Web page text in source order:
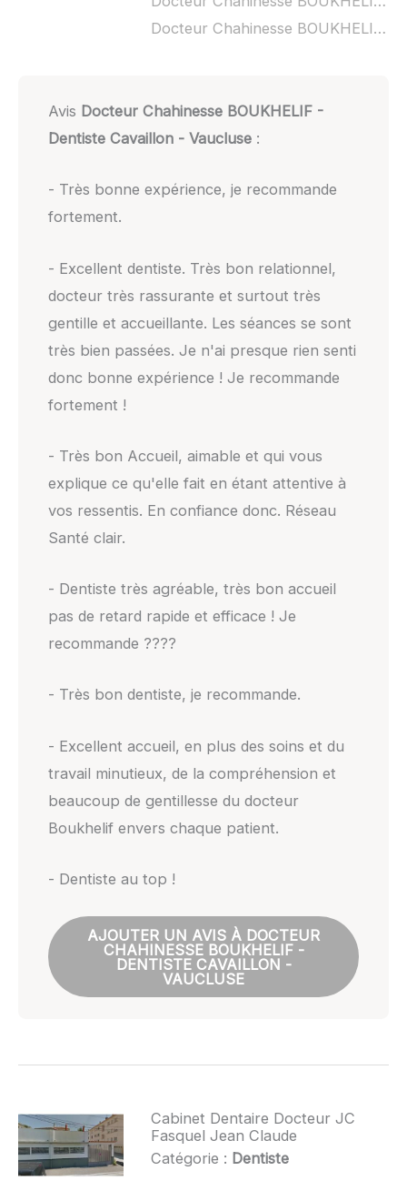
Docteur Chahinesse BOUKHELIF - Dentiste Cavaillon - Vaucluse ouvert dimanche :
Avis Docteur Chahinesse BOUKHELIF -
Dentiste Cavaillon - Vaucluse:
- Très bonne expérience, je recommande
fortement.
- Excellent dentiste. Très bon relationnel,
docteur très rassurante et surtout très
gentille et accueillante. Les séances se sont
très bien passées. Je n'ai presque rien senti
donc bonne expérience ! Je recommande
fortement !
- Très bon Accueil, aimable et qui vous
explique ce qu'elle fait en étant attentive à
vos ressentis. En confiance donc. Réseau
Santé clair.
- Dentiste très agréable, très bon accueil
pas de retard rapide et efficace ! Je
recommande ????
- Très bon dentiste, je recommande.
- Excellent accueil, en plus des soins et du
travail minutieux, de la compréhension et
beaucoup de gentillesse du docteur
Boukhelif envers chaque patient.
- Dentiste au top !
AJOUTER UN AVIS À DOCTEUR
CHAHINESSE BOUKHELIF -
DENTISTE CAVAILLON -
VAUCLUSE
Cabinet Dentaire Docteur JC
Fasquel Jean Claude
Catégorie : Dentiste